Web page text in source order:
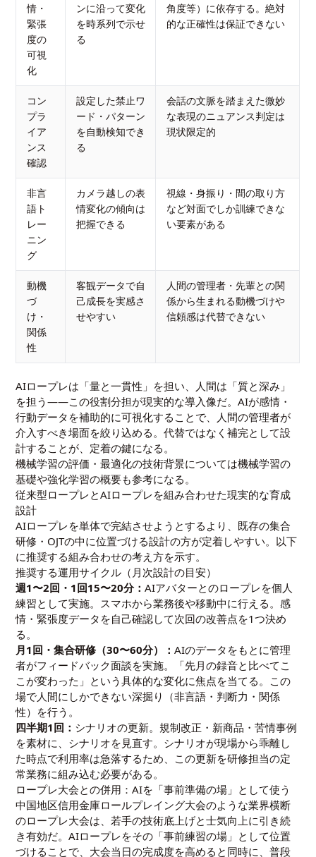
情・
緊張
度の
可視
化
ンに沿って変化
を時系列で示せ
る
角度等）に依存する。絶対
的な正確性は保証できない
コン
プラ
イア
ンス
確認
設定した禁止ワ
ード・パターン
を自動検知でき
る
会話の文脈を踏まえた微妙
な表現のニュアンス判定は
現状限定的
非言
語ト
レー
ニン
グ
カメラ越しの表
情変化の傾向は
把握できる
視線・身振り・間の取り方
など対面でしか訓練できな
い要素がある
動機
づ
け・
関係
性
客観データで自
己成長を実感さ
せやすい
人間の管理者・先輩との関
係から生まれる動機づけや
信頼感は代替できない
AIロープレは「量と一貫性」を担い、人間は「質と深み」
を担う——この役割分担が現実的な導入像だ。AIが感情・
行動データを補助的に可視化することで、人間の管理者が
介入すべき場面を絞り込める。代替ではなく補完として設
計することが、定着の鍵になる。
機械学習の評価・最適化の技術背景については機械学習の
基礎や強化学習の概要も参考になる。
従来型ロープレとAIロープレを組み合わせた現実的な育成
設計
AIロープレを単体で完結させようとするより、既存の集合
研修・OJTの中に位置づける設計の方が定着しやすい。以下
に推奨する組み合わせの考え方を示す。
推奨する運用サイクル（月次設計の目安）
週1〜2回・1回15〜20分：AIアバターとのロープレを個人
練習として実施。スマホから業務後や移動中に行える。感
情・緊張度データを自己確認して次回の改善点を1つ決め
る。
月1回・集合研修（30〜60分）：AIのデータをもとに管理
者がフィードバック面談を実施。「先月の録音と比べてこ
こが変わった」という具体的な変化に焦点を当てる。この
場で人間にしかできない深掘り（非言語・判断力・関係
性）を行う。
四半期1回： シナリオの更新。規制改正・新商品・苦情事例
を素材に、シナリオを見直す。シナリオが現場から乖離し
た時点で利用率は急落するため、この更新を研修担当の定
常業務に組み込む必要がある。
ロープレ大会との併用：AIを「事前準備の場」として使う
中国地区信用金庫ロールプレイング大会のような業界横断
のロープレ大会は、若手の技術底上げと士気向上に引き続
き有効だ。AIロープレをその「事前練習の場」として位置
づけることで、大会当日の完成度を高めると同時に、普段